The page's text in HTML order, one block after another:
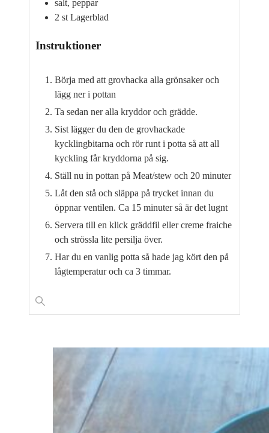
salt, peppar
2 st Lagerblad
Instruktioner
Börja med att grovhacka alla grönsaker och
lägg ner i pottan
Ta sedan ner alla kryddor och grädde.
Sist lägger du den de grovhackade
kycklingbitarna och rör runt i potta så att all
kyckling får kryddorna på sig.
Ställ nu in pottan på Meat/stew och 20 minuter
Låt den stå och släppa på trycket innan du
öppnar ventilen. Ca 15 minuter så är det lugnt
Servera till en klick gräddfil eller creme fraiche
och strössla lite persilja över.
Har du en vanlig potta så hade jag kört den på
lågtemperatur och ca 3 timmar.